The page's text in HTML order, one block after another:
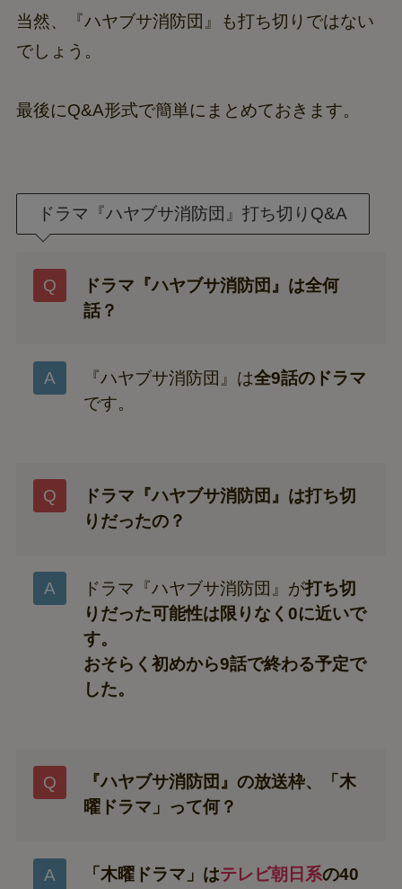
当然、『ハヤブサ消防団』も打ち切りではない
でしょう。
最後にQ&A形式で簡単にまとめておきます。
ドラマ『ハヤブサ消防団』打ち切りQ&A
ドラマ『ハヤブサ消防団』は全何
話？
『ハヤブサ消防団』は全9話のドラマ
です。
ドラマ『ハヤブサ消防団』は打ち切
りだったの？
ドラマ『ハヤブサ消防団』が打ち切
りだった可能性は限りなく0に近いで
す。
おそらく初めから9話で終わる予定で
した。
『ハヤブサ消防団』の放送枠、「木
曜ドラマ」って何？
「木曜ドラマ」はテレビ朝日系の40